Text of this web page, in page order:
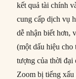
kết quả tài chính
cung cấp dịch vụ
dễ nhận biết hơn,
(một dấu hiệu cho
tượng của thời đại
Zoom bị tiếng